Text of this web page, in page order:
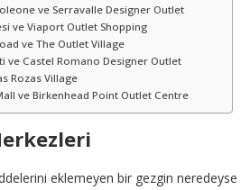
ve Serravalle Designer Outlet
ve Viaport Outlet Shopping
ve The Outlet Village
ve Castel Romano Designer Outlet
Rozas Village
ve Birkenhead Point Outlet Centre
eklemeyen bir gezgin